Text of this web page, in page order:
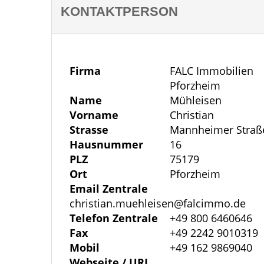
Aufteilung – Anbau der 1980er Jahre:
sowie ein Kinderzimmer – alternativ
Hausteil wurde bislang nicht renoviert
umzusetzen.
Historischer Altbau:
Der Altbau strahlt besonderen Charme
Nutzungsmöglichkeiten. Im
das auch als Schlafzimmer genutzt
oder Hobbyzimmer. Ein neu errichtetes
Erdgeschoss ab und kann mit wenigen
genutzt werden. Im Obergeschoss liegt
KONTAKTPERSON
Firma
FALC Immobilien
Pforzheim
Name
Mühleisen
Vorname
Christian
Strasse
Mannheimer
Hausnummer
16
PLZ
75179
Ort
Pforzheim
Email Zentrale
christian.muehleisen@falcimmo.de
Telefon Zentrale
+49 800 6460646
Fax
+49 2242 9010319
Mobil
+49 162 9869040